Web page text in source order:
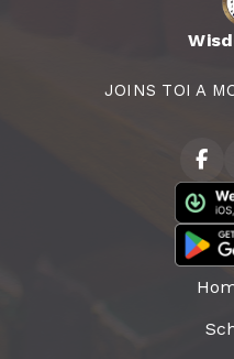
JOINS TOI A